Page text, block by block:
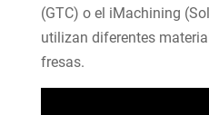
(GTC) o el iMachining
utilizan diferentes
fresas.